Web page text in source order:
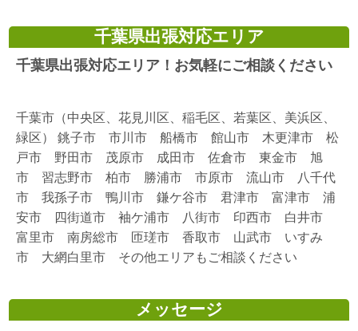
千葉県出張対応エリア
千葉県出張対応エリア！お気軽にご相談ください
千葉市（中央区、花見川区、稲毛区、若葉区、美浜区、
緑区） 銚子市 市川市 船橋市 館山市 木更津市 松
戸市 野田市 茂原市 成田市 佐倉市 東金市 旭
市 習志野市 柏市 勝浦市 市原市 流山市 八千代
市 我孫子市 鴨川市 鎌ケ谷市 君津市 富津市 浦
安市 四街道市 袖ケ浦市 八街市 印西市 白井市
富里市 南房総市 匝瑳市 香取市 山武市 いすみ
市 大網白里市 その他エリアもご相談ください
メッセージ